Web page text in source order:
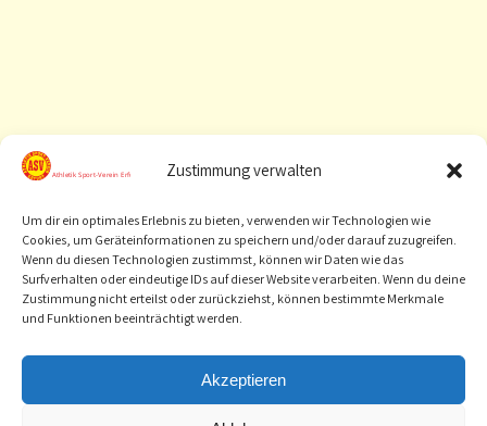
Zustimmung verwalten
Um dir ein optimales Erlebnis zu bieten, verwenden wir Technologien wie
Cookies, um Geräteinformationen zu speichern und/oder darauf zuzugreifen.
Wenn du diesen Technologien zustimmst, können wir Daten wie das
Surfverhalten oder eindeutige IDs auf dieser Website verarbeiten. Wenn du deine
Zustimmung nicht erteilst oder zurückziehst, können bestimmte Merkmale
und Funktionen beeinträchtigt werden.
Akzeptieren